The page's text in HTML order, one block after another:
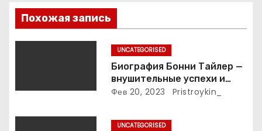
п
о
а
п
Похожая запись
UNCATEGORISED
Биография Бонни Тайлер —
внушительные успехи и
интимные подробности
Фев 20, 2023 Pristroykin_
UNCATEGORISED